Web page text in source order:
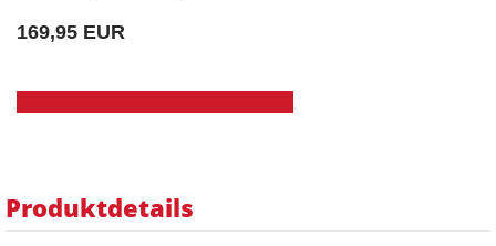
169,95 EUR
Produktdetails